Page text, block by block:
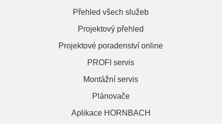
Přehled všech služeb
Projektový přehled
Projektové poradenství online
PROFI servis
Montážní servis
Plánovače
Aplikace HORNBACH